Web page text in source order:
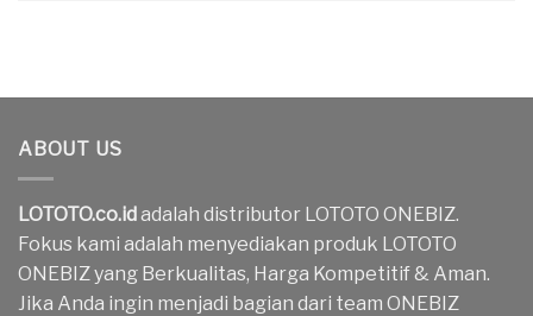
ABOUT US
LOTOTO.co.idadalah distributor LOTOTO ONEBIZ.
Fokus kami adalah menyediakan produk LOTOTO
ONEBIZ yang Berkualitas, Harga Kompetitif & Aman.
Jika Anda ingin menjadi bagian dari team ONEBIZ